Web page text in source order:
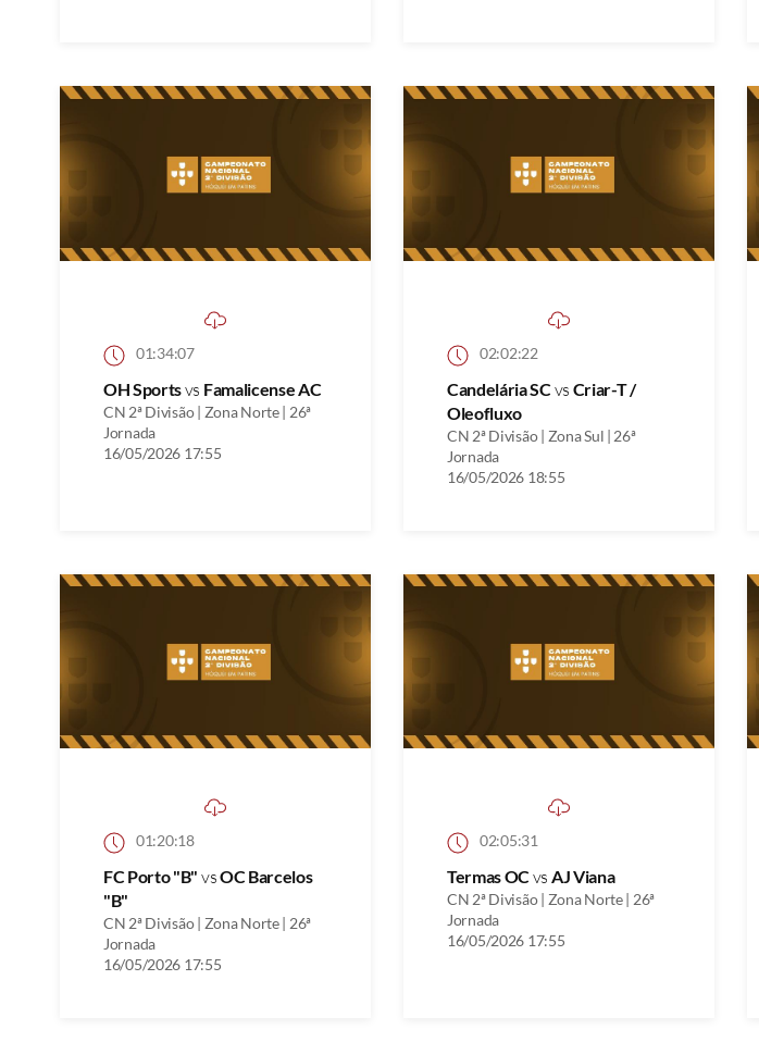
01:34:07
OH Sportsvs Famalicense AC
CN 2ª Divisão | Zona Norte | 26ª
Jornada
16/05/2026 17:55
02:02:22
Candelária SCvs Criar-T /
Oleofluxo
CN 2ª Divisão | Zona Sul | 26ª
Jornada
16/05/2026 18:55
01:20:18
FC Porto "B" vsOC Barcelos
"B"
CN 2ª Divisão | Zona Norte | 26ª
Jornada
16/05/2026 17:55
02:05:31
Termas OCvs AJ Viana
CN 2ª Divisão | Zona Norte | 26ª
Jornada
16/05/2026 17:55